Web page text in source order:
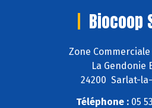
Biocoop
Zone
La Gendonie
24200 Sarlat-
Téléphone : 05